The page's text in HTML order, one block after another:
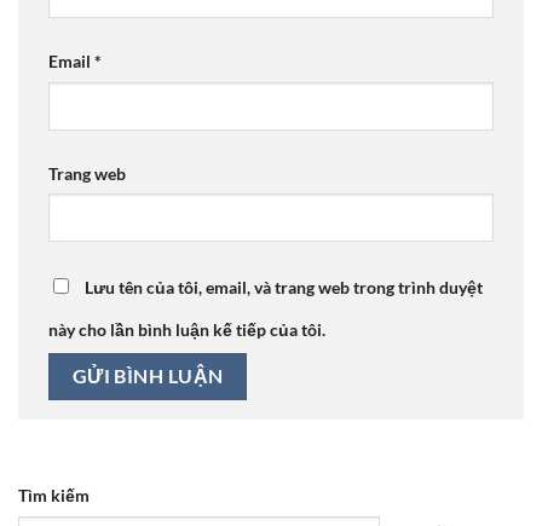
Email *
Trang web
Lưu tên của tôi, email, và trang web trong trình duyệt
này cho lần bình luận kế tiếp của tôi.
Tìm kiếm